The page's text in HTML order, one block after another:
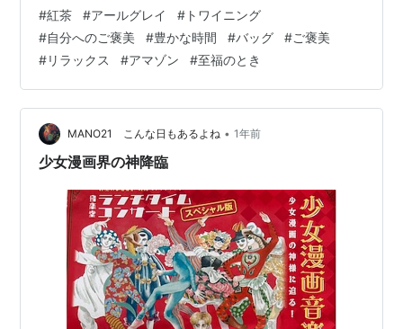
る、ワンランク上のとっておきの一杯 それは、TWG Tea
で叶える、あなただけの極上リラックスタイムなんで
す。 想像してみてください。お気に入りのカップに、心
を込めて淹れたTWG Teaを注ぐ。その瞬間、ふわーっと
あたりに広がる芳醇な香り…まるで、忙しい日常から一
瞬でトリップして、憧れの場所へ連…
#紅茶 #アールグレイ # トワイニング
#自分へのご褒美 #豊かな時間 #バッグ #ご褒美
#リラックス #アマゾン #至福のとき
MANO21 こんな日もあるよね • 1年前
少女漫画界の神降臨